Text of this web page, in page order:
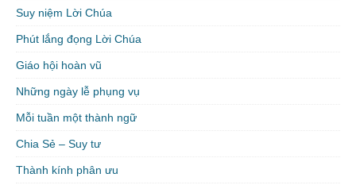
Suy niệm Lời Chúa
Phút lắng đọng Lời Chúa
Giáo hội hoàn vũ
Những ngày lễ phụng vụ
Mỗi tuần một thành ngữ
Chia Sẻ – Suy tư
Thành kính phân ưu